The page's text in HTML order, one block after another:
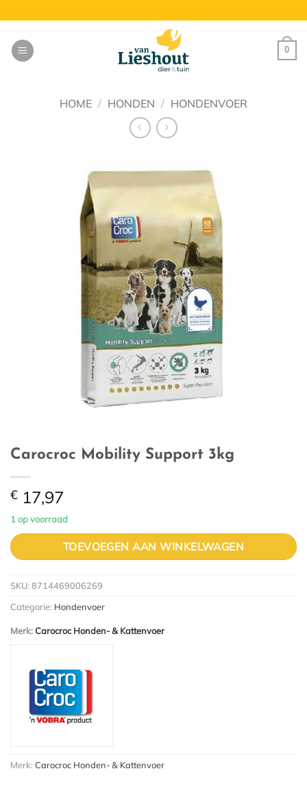
naar
inhoud
0
HOME / HONDEN / HONDENVOER
Carocroc Mobility Support 3kg
€ 17,97
1 op voorraad
TOEVOEGEN AAN WINKELWAGEN
SKU: 8714469006269
Categorie: Hondenvoer
Merk:Carocroc Honden- & Kattenvoer
Merk: Carocroc Honden- & Kattenvoer